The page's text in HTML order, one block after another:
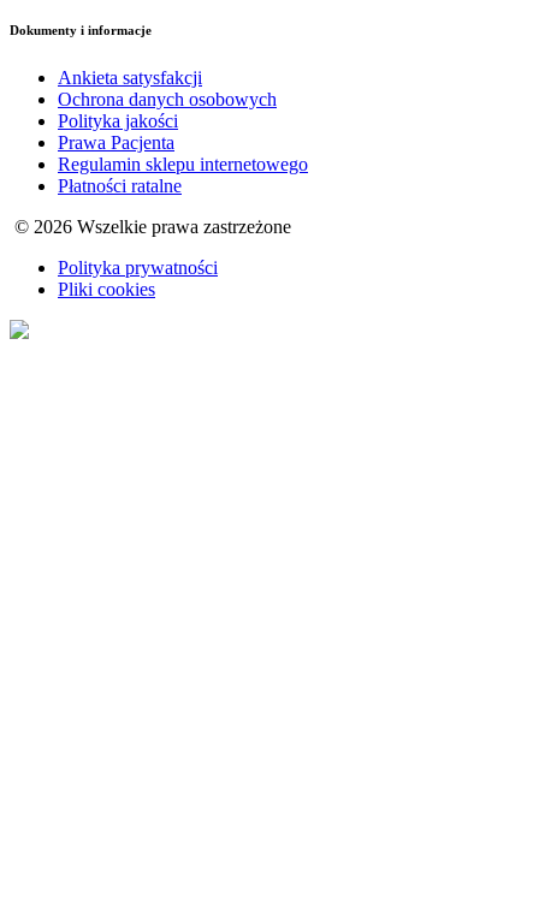
Dokumenty i informacje
Ankieta satysfakcji
Ochrona danych osobowych
Polityka jakości
Prawa Pacjenta
Regulamin sklepu internetowego
Płatności ratalne
© 2026 Wszelkie prawa zastrzeżone
Polityka prywatności
Pliki cookies